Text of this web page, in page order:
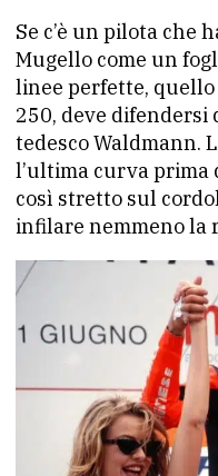
Se c’è un pilota che
Mugello come un
linee perfette, quello
250, deve difendersi
tedesco Waldmann.
l’ultima curva
così stretto sul
infilare nemmeno la